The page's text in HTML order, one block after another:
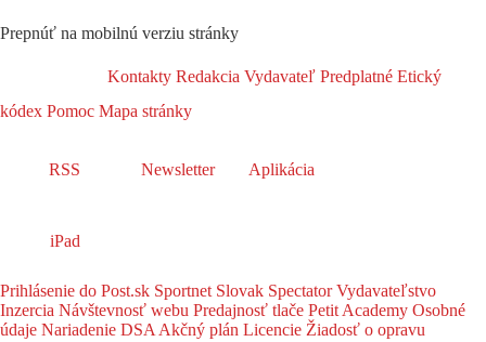
Prepnúť na mobilnú verziu stránky
Kontakty Redakcia Vydavateľ Predplatné Etický
kódex Pomoc Mapa stránky
RSS Newsletter Aplikácia
iPad
Prihlásenie do Post.sk Sportnet Slovak SpectatorVydavateľstvo
Inzercia Návštevnosť webu Predajnosť tlače Petit Academy Osobné
údaje Nariadenie DSA Akčný plán Licencie Žiadosť o opravu